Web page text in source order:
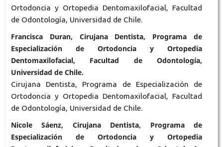
Ortodoncia y Ortopedia Dentomaxilofacial, Facultad
de Odontología, Universidad de Chile.
Francisca Duran, Cirujana Dentista, Programa de
Especialización de Ortodoncia y Ortopedia
Dentomaxilofacial, Facultad de Odontología,
Universidad de Chile.
Cirujana Dentista, Programa de Especialización de
Ortodoncia y Ortopedia Dentomaxilofacial, Facultad
de Odontología, Universidad de Chile.
Nicole Sáenz, Cirujana Dentista, Programa de
Especialización de Ortodoncia y Ortopedia